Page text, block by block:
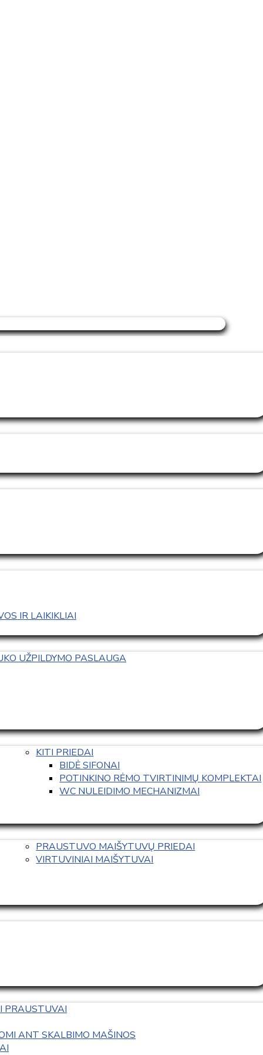
IR LAIKIKLIAI
UŽPILDYMO PASLAUGA
KITI PRIEDAI
BIDĖ SIFONAI
POTINKINO RĖMO TVIRTINIMŲ KOMPLEKTAI
WC NULEIDIMO MECHANIZMAI
PRAUSTUVO MAIŠYTUVŲ PRIEDAI
VIRTUVINIAI MAIŠYTUVAI
PRAUSTUVAI
ANT SKALBIMO MAŠINOS